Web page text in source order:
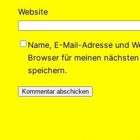
Website
Name, E-Mail-Adresse und
Browser für meinen
speichern.